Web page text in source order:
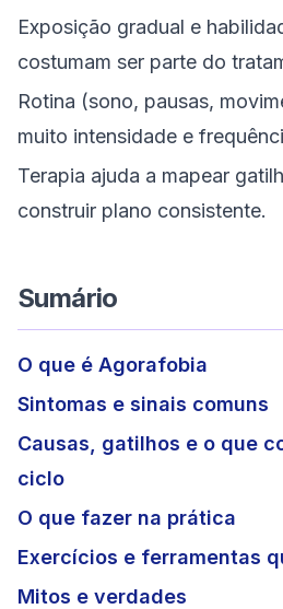
Exposição gradual e
costumam ser parte do
Rotina (sono, pausas,
muito intensidade e
Terapia ajuda a mapear
construir plano consistente.
Sumário
O que é Agorafobia
Sintomas e sinais comuns
Causas, gatilhos e o que
ciclo
O que fazer na prática
Exercícios e ferramentas
Mitos e verdades